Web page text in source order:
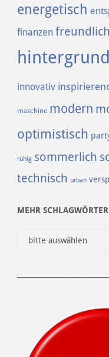
energetisch
finanzen freundlich
hintergrund
innovativ
maschine modern
optimistisch
ruhig sommerlich
technisch urban
MEHR